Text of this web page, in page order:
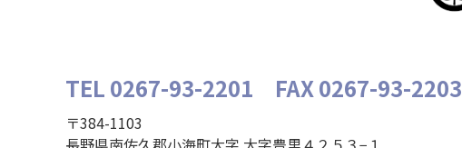
TEL 0267-93-2201 FAX 0267-93-2203
〒384-1103